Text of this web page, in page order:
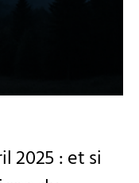
2025 : et si